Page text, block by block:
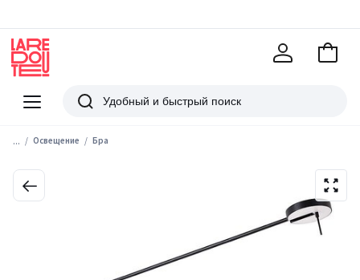
Меню
Redoute
Поиск
В
... Освещение Бра